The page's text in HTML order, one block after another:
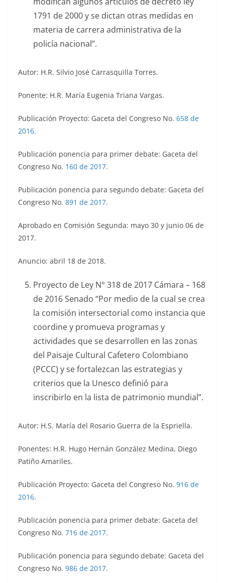
1791 de 2000 y se dictan otras medidas en
materia de carrera administrativa de la
policía nacional”.
Autor: H.R. Silvio José Carrasquilla Torres.
Ponente: H.R. María Eugenia Triana Vargas.
Publicación Proyecto: Gaceta del Congreso No. 658 de
2016.
Publicación ponencia para primer debate: Gaceta del
Congreso No. 160 de 2017.
Publicación ponencia para segundo debate: Gaceta del
Congreso No. 891 de 2017.
Aprobado en Comisión Segunda: mayo 30 y junio 06 de
2017.
Anuncio: abril 18 de 2018.
Proyecto de Ley N° 318 de 2017 Cámara – 168
de 2016 Senado “Por medio de la cual se crea
la comisión intersectorial como instancia que
coordine y promueva programas y
actividades que se desarrollen en las zonas
del Paisaje Cultural Cafetero Colombiano
(PCCC) y se fortalezcan las estrategias y
criterios que la Unesco definió para
inscribirlo en la lista de patrimonio mundial”.
Autor: H.S. María del Rosario Guerra de la Espriella.
Ponentes: H.R. Hugo Hernán González Medina, Diego
Patiño Amariles.
Publicación Proyecto: Gaceta del Congreso No. 916 de
2016.
Publicación ponencia para primer debate: Gaceta del
Congreso No. 716 de 2017.
Publicación ponencia para segundo debate: Gaceta del
Congreso No. 986 de 2017.